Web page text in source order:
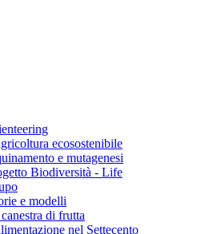
ecosostenibile
e mutagenesi
Biodiversità - Life
e modelli
di frutta
nel Settecento